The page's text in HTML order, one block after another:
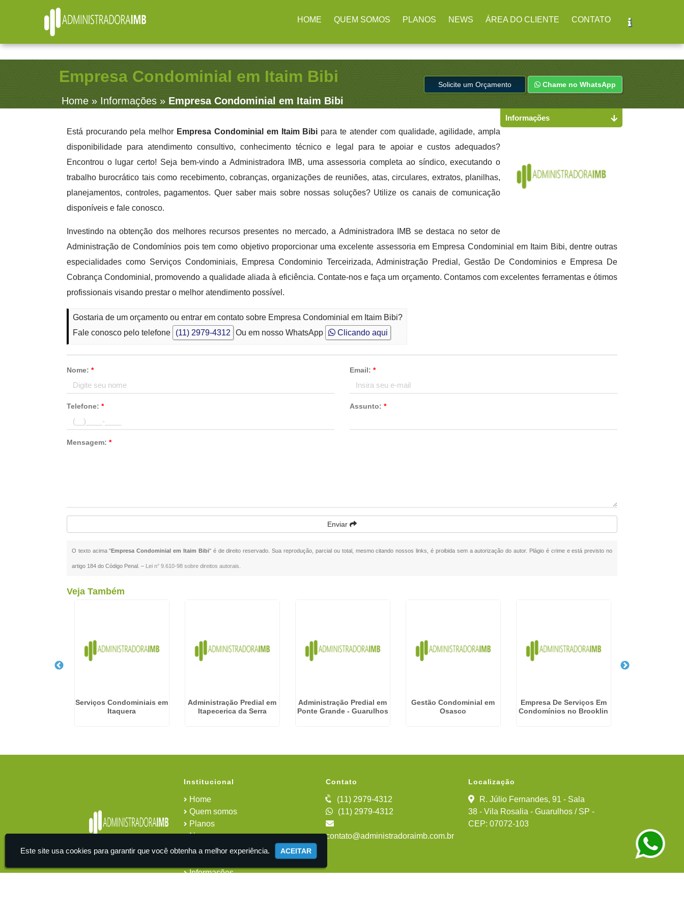
R. Júlio Fernandes, 91 - Sala 38 - Vila Rosalia - Guarulhos / SP
contato@administradoraimb.com.br
(11) 2979-4312
Empresa Condominial em Itaim Bibi
Home» Informações » Empresa Condominial em Itaim Bibi
Solicite um Orçamento Chame no WhatsApp
Está procurando pela melhor Empresa Condominial em Itaim Bibi para te atender com qualidade, agilidade, ampla
disponibilidade para atendimento consultivo, conhecimento técnico e legal para te apoiar e custos adequados?
Encontrou o lugar certo! Seja bem-vindo a Administradora IMB, uma assessoria completa ao síndico, executando o
trabalho burocrático tais como recebimento, cobranças, organizações de reuniões, atas, circulares, extratos, planilhas,
planejamentos, controles, pagamentos. Quer saber mais sobre nossas soluções? Utilize os canais de comunicação
disponíveis e fale conosco.
Investindo na obtenção dos melhores recursos presentes no mercado, a Administradora IMB se destaca no setor de
Administração de Condomínios pois tem como objetivo proporcionar uma excelente assessoria em Empresa Condominial em Itaim Bibi, dentre outras
especialidades como Serviços Condominiais, Empresa Condominio Terceirizada, Administração Predial, Gestão De Condominios e Empresa De
Cobrança Condominial, promovendo a qualidade aliada à eficiência. Contate-nos e faça um orçamento. Contamos com excelentes ferramentas e ótimos
profissionais visando prestar o melhor atendimento possível.
Gostaria de um orçamento ou entrar em contato sobre Empresa Condominial em Itaim Bibi?
Fale conosco pelo telefone
(11) 2979-4312 Ou em nosso WhatsApp Clicando aqui
Nome: * Email: *
Telefone: * Assunto: *
Mensagem: *
Enviar
O texto acima "Empresa Condominial em Itaim Bibi" é de direito reservado. Sua reprodução, parcial ou total, mesmo citando nossos links, é proibida sem a autorização do autor. Plágio é crime e está previsto no
artigo 184 do Código Penal. – Lei n° 9.610-98 sobre direitos autorais
Informações
Veja Também
Serviços Condominiais em
Itaquera
Administração Predial em
Itapecerica da Serra
Administração Predial em
Ponte Grande - Guarulhos
Gestão Condominial em
Osasco
Empresa De Serviços Em
Condomínios no Brooklin
Institucional
Home
Quem somos
Planos
News
Área do cliente
Informações
Contato
(11) 2979-4312
(11) 2979-4312
contato@administradoraimb.com.br
Localização
R. Júlio Fernandes, 91 - Sala
38 - Vila Rosalia - Guarulhos / SP -
CEP: 07072-103
Este site usa cookies para garantir que você obtenha a melhor experiência. ACEITAR